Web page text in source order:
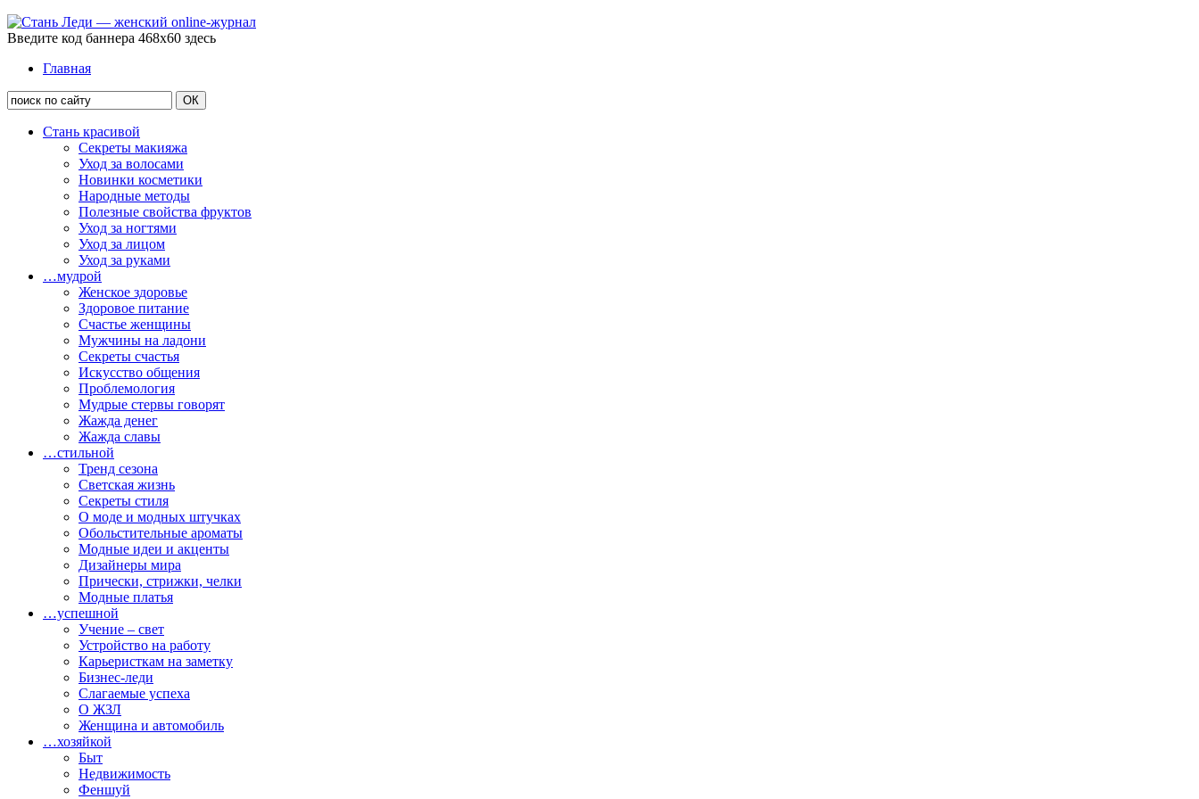
Введите код баннера 468x60 здесь
Главная
Стань красивой
Секреты макияжа
Уход за волосами
Новинки косметики
Народные методы
Полезные свойства фруктов
Уход за ногтями
Уход за лицом
Уход за руками
…мудрой
Женское здоровье
Здоровое питание
Счастье женщины
Мужчины на ладони
Секреты счастья
Искусство общения
Проблемология
Мудрые стервы говорят
Жажда денег
Жажда славы
…стильной
Тренд сезона
Светская жизнь
Секреты стиля
О моде и модных штучках
Обольстительные ароматы
Модные идеи и акценты
Дизайнеры мира
Прически, стрижки, челки
Модные платья
…успешной
Учение – свет
Устройство на работу
Карьеристкам на заметку
Бизнес-леди
Слагаемые успеха
О ЖЗЛ
Женщина и автомобиль
…хозяйкой
Быт
Недвижимость
Феншуй